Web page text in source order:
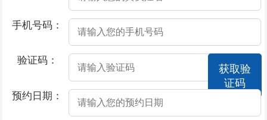
手机号码：
验证码：
获取验
证码
预约日期：